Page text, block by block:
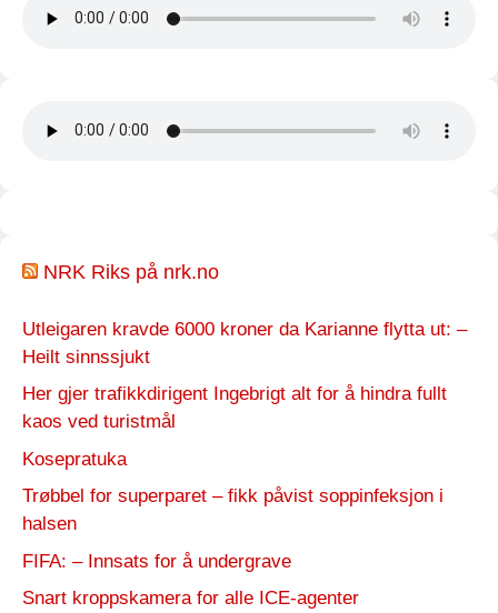
NRK Riks på nrk.no
Utleigaren kravde 6000 kroner da Karianne flytta ut: –
Heilt sinnssjukt
Her gjer trafikkdirigent Ingebrigt alt for å hindra fullt
kaos ved turistmål
Kosepratuka
Trøbbel for superparet – fikk påvist soppinfeksjon i
halsen
FIFA: – Innsats for å undergrave
Snart kroppskamera for alle ICE-agenter